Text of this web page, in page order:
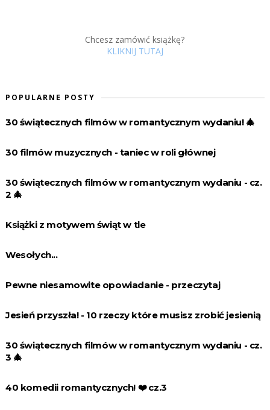
Chcesz zamówić książkę?
KLIKNIJ TUTAJ
POPULARNE POSTY
30 świątecznych filmów w romantycznym wydaniu! 🎄
30 filmów muzycznych - taniec w roli głównej
30 świątecznych filmów w romantycznym wydaniu - cz.
2 🎄
Książki z motywem świąt w tle
Wesołych...
Pewne niesamowite opowiadanie - przeczytaj
Jesień przyszła! - 10 rzeczy które musisz zrobić jesienią
30 świątecznych filmów w romantycznym wydaniu - cz.
3 🎄
40 komedii romantycznych! ❤️️ cz.3